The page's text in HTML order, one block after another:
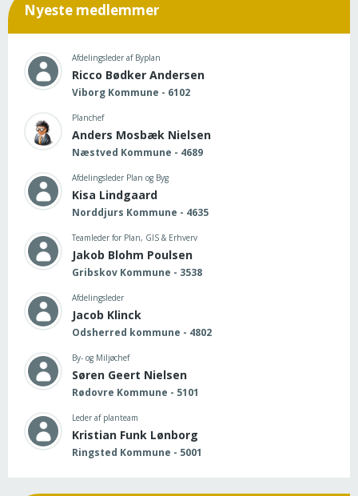
Nyeste medlemmer
Afdelingsleder af Byplan
Ricco Bødker Andersen
Viborg Kommune - 6102
Planchef
Anders Mosbæk Nielsen
Næstved Kommune - 4689
Afdelingsleder Plan og Byg
Kisa Lindgaard
Norddjurs Kommune - 4635
Teamleder for Plan, GIS & Erhverv
Jakob Blohm Poulsen
Gribskov Kommune - 3538
Afdelingsleder
Jacob Klinck
Odsherred kommune - 4802
By- og Miljøchef
Søren Geert Nielsen
Rødovre Kommune - 5101
Leder af planteam
Kristian Funk Lønborg
Ringsted Kommune - 5001